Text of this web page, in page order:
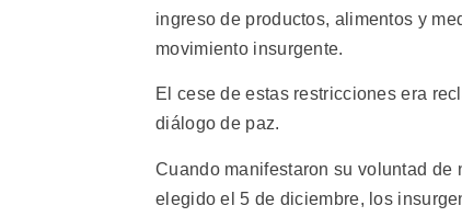
ingreso de productos, alimentos y
movimiento insurgente.
El cese de estas restricciones era
diálogo de paz.
Cuando manifestaron su voluntad
elegido el 5 de diciembre, los